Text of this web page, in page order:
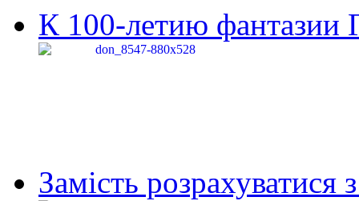
К 100-летию фантазии
Замість